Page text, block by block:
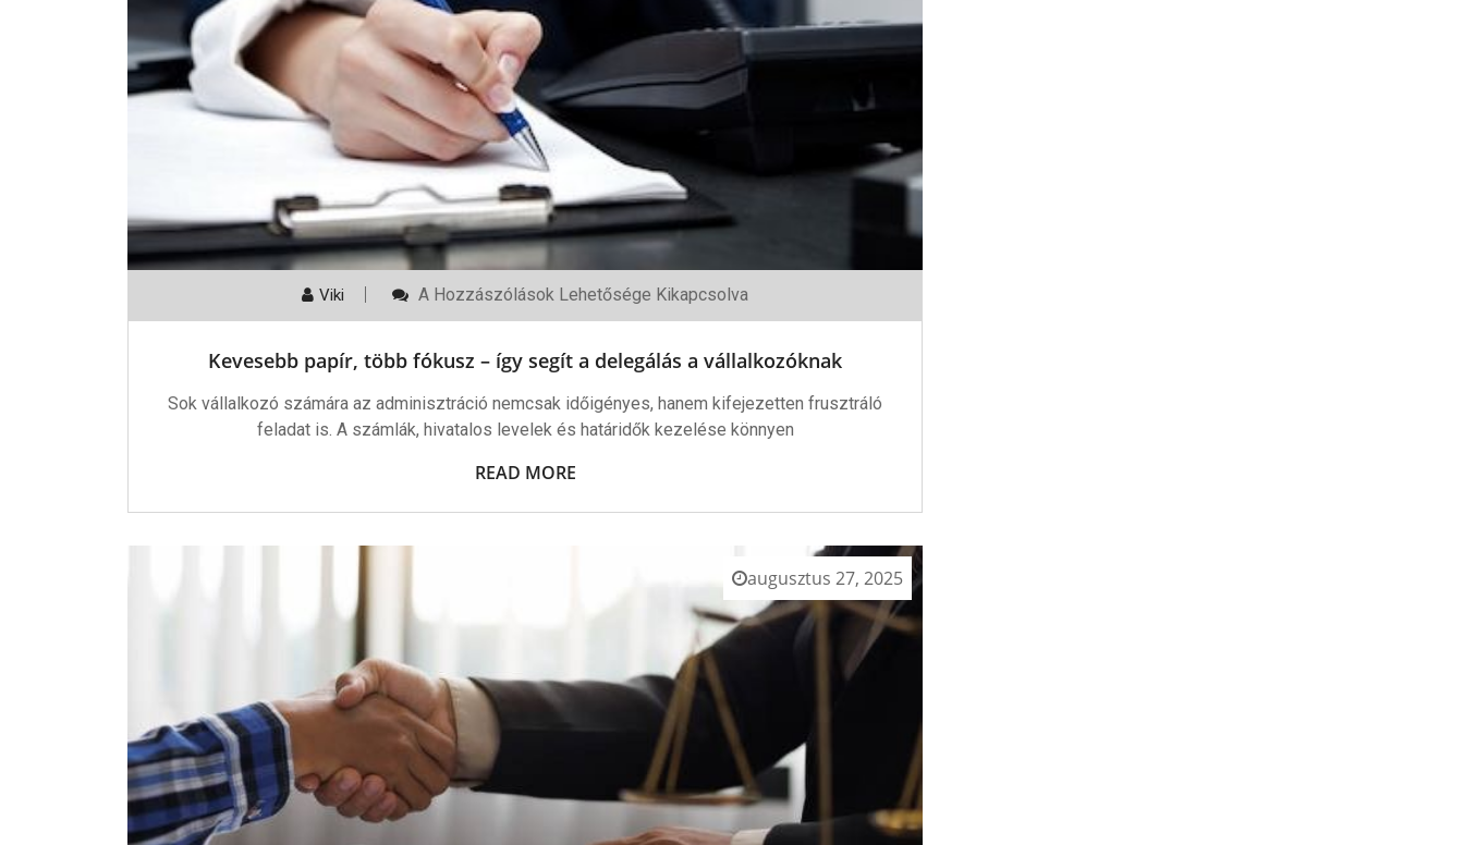
Viki
Kevesebb
–
Segít
A
Delegálás
Vállalkozóknak
Bejegyzéshez
A Hozzászólások Lehetősége Kikapcsolva
Kevesebb papír, több fókusz – így segít a delegálás a vállalkozóknak
Sok vállalkozó számára az adminisztráció nemcsak időigényes, hanem kifejezetten frusztráló
feladat is. A számlák, hivatalos levelek és határidők kezelése könnyen
READ MORE
augusztus 27, 2025